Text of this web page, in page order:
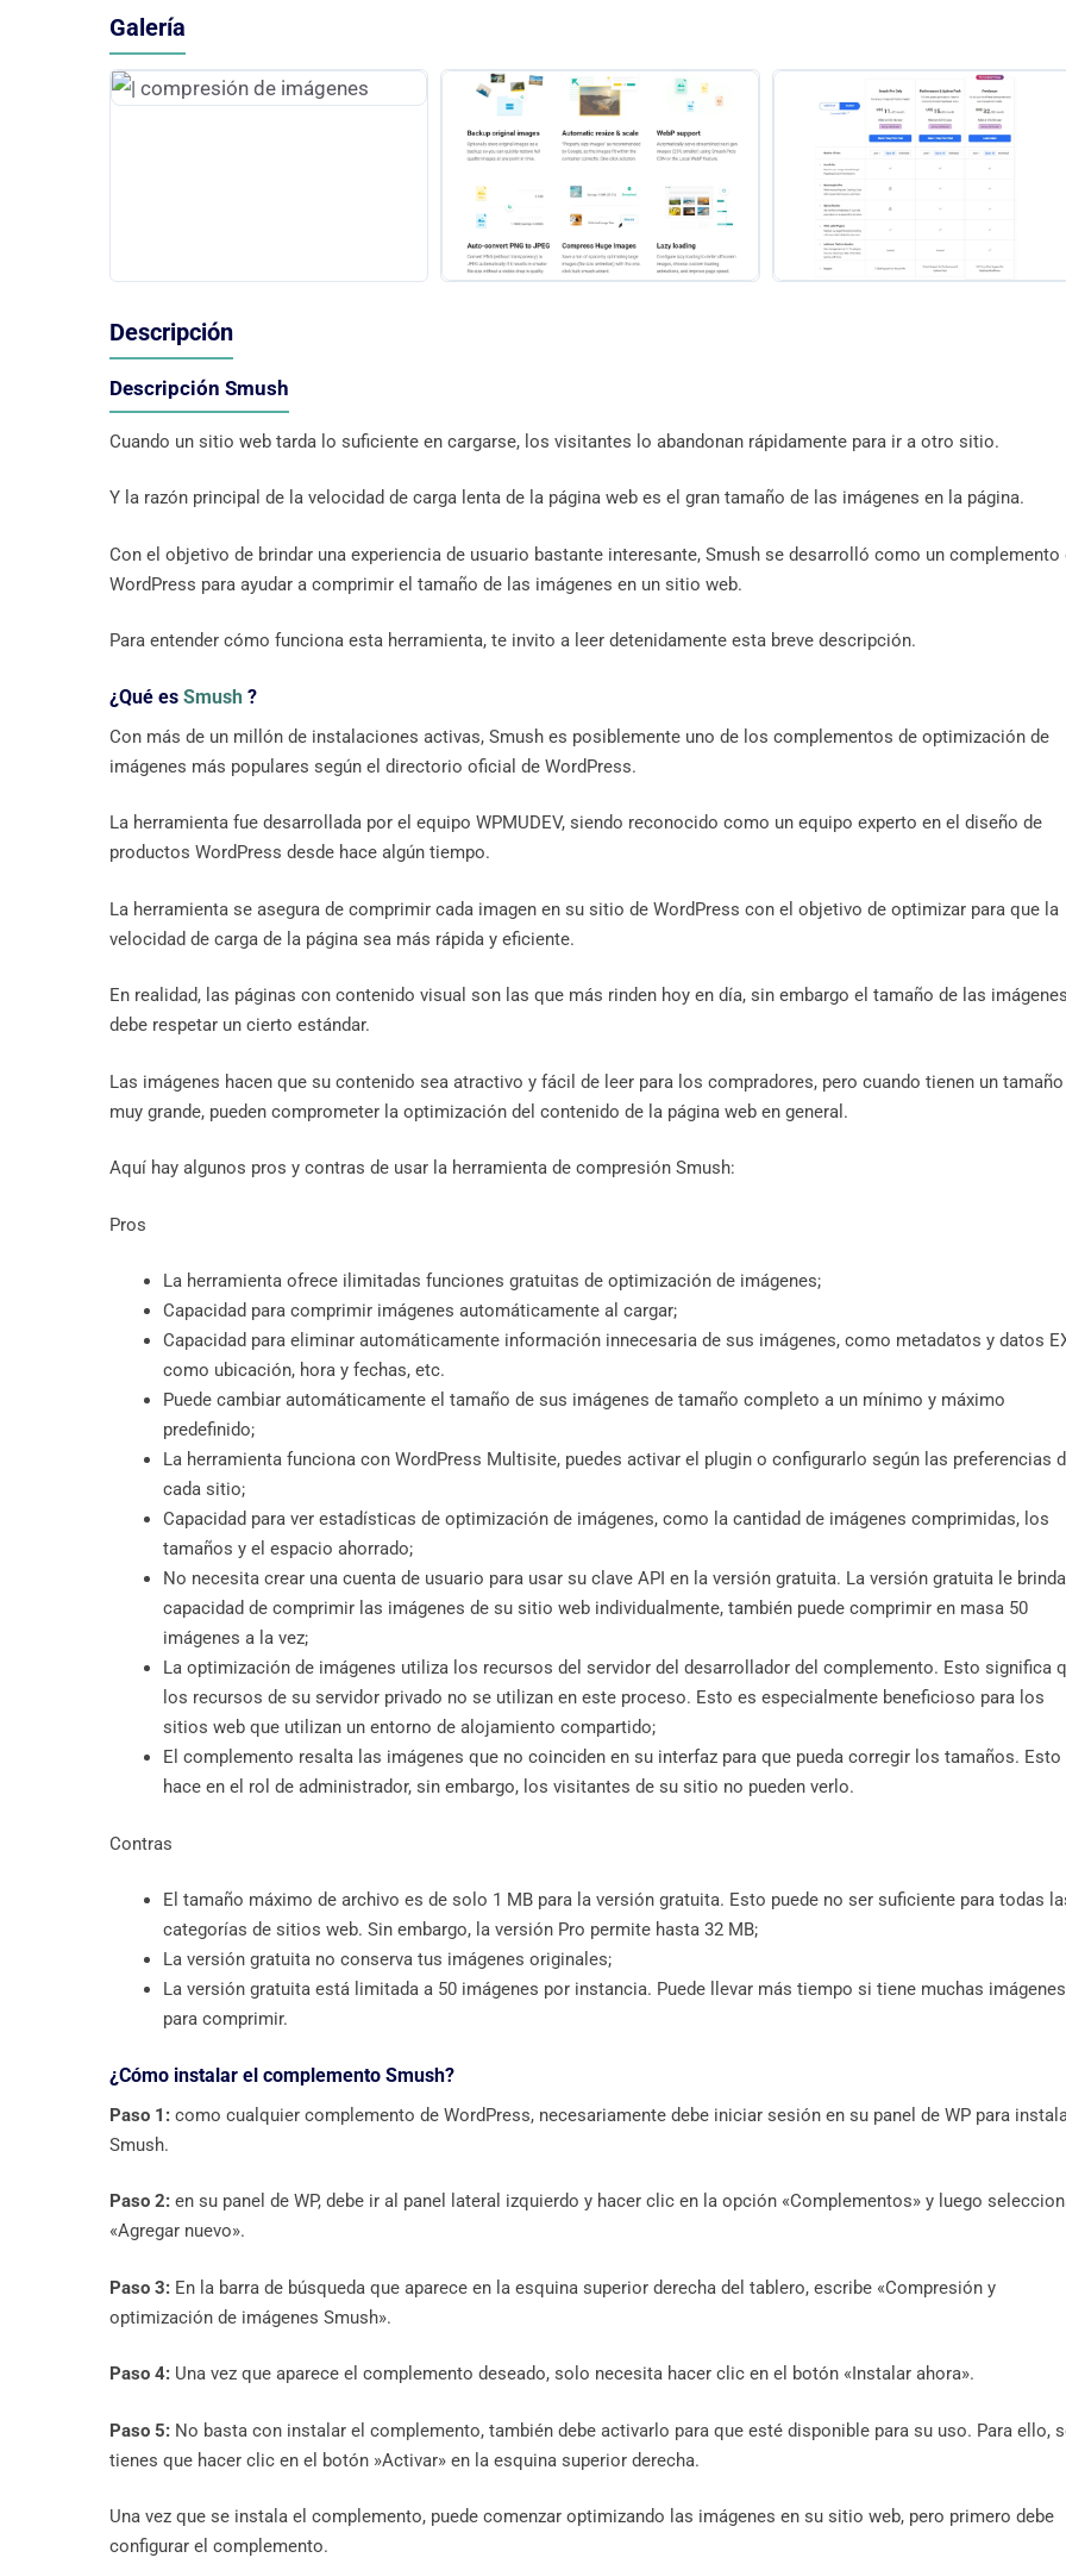
Galería
Descripción
Descripción Smush
Cuando un sitio web tarda lo suficiente en cargarse, los visitantes lo abandonan rápidamente para ir a otro sitio.
Y la razón principal de la velocidad de carga lenta de la página web es el gran tamaño de las imágenes en la página.
Con el objetivo de brindar una experiencia de usuario bastante interesante, Smush se desarrolló como un complemento
WordPress para ayudar a comprimir el tamaño de las imágenes en un sitio web.
Para entender cómo funciona esta herramienta, te invito a leer detenidamente esta breve descripción.
¿Qué es Smush ?
Con más de un millón de instalaciones activas, Smush es posiblemente uno de los complementos de optimización de
imágenes más populares según el directorio oficial de WordPress.
La herramienta fue desarrollada por el equipo WPMUDEV, siendo reconocido como un equipo experto en el diseño de
productos WordPress desde hace algún tiempo.
La herramienta se asegura de comprimir cada imagen en su sitio de WordPress con el objetivo de optimizar para que la
velocidad de carga de la página sea más rápida y eficiente.
En realidad, las páginas con contenido visual son las que más rinden hoy en día, sin embargo el tamaño de las
debe respetar un cierto estándar.
Las imágenes hacen que su contenido sea atractivo y fácil de leer para los compradores, pero cuando tienen un tamaño
muy grande, pueden comprometer la optimización del contenido de la página web en general.
Aquí hay algunos pros y contras de usar la herramienta de compresión Smush:
Pros
La herramienta ofrece ilimitadas funciones gratuitas de optimización de imágenes;
Capacidad para comprimir imágenes automáticamente al cargar;
Capacidad para eliminar automáticamente información innecesaria de sus imágenes, como metadatos y datos
como ubicación, hora y fechas, etc.
Puede cambiar automáticamente el tamaño de sus imágenes de tamaño completo a un mínimo y máximo
predefinido;
La herramienta funciona con WordPress Multisite, puedes activar el plugin o configurarlo según las preferencias
cada sitio;
Capacidad para ver estadísticas de optimización de imágenes, como la cantidad de imágenes comprimidas, los
tamaños y el espacio ahorrado;
No necesita crear una cuenta de usuario para usar su clave API en la versión gratuita. La versión gratuita le
capacidad de comprimir las imágenes de su sitio web individualmente, también puede comprimir en masa 50
imágenes a la vez;
La optimización de imágenes utiliza los recursos del servidor del desarrollador del complemento. Esto significa
los recursos de su servidor privado no se utilizan en este proceso. Esto es especialmente beneficioso para los
sitios web que utilizan un entorno de alojamiento compartido;
El complemento resalta las imágenes que no coinciden en su interfaz para que pueda corregir los tamaños. Esto
hace en el rol de administrador, sin embargo, los visitantes de su sitio no pueden verlo.
Contras
El tamaño máximo de archivo es de solo 1 MB para la versión gratuita. Esto puede no ser suficiente para todas
categorías de sitios web. Sin embargo, la versión Pro permite hasta 32 MB;
La versión gratuita no conserva tus imágenes originales;
La versión gratuita está limitada a 50 imágenes por instancia. Puede llevar más tiempo si tiene muchas imágenes
para comprimir.
¿Cómo instalar el complemento Smush?
Paso 1: como cualquier complemento de WordPress, necesariamente debe iniciar sesión en su panel de WP para
Smush.
Paso 2: en su panel de WP, debe ir al panel lateral izquierdo y hacer clic en la opción «Complementos» y luego
«Agregar nuevo».
Paso 3: En la barra de búsqueda que aparece en la esquina superior derecha del tablero, escribe «Compresión y
optimización de imágenes Smush».
Paso 4: Una vez que aparece el complemento deseado, solo necesita hacer clic en el botón «Instalar ahora».
Paso 5: No basta con instalar el complemento, también debe activarlo para que esté disponible para su uso. Para ello,
tienes que hacer clic en el botón »Activar» en la esquina superior derecha.
Una vez que se instala el complemento, puede comenzar optimizando las imágenes en su sitio web, pero primero debe
configurar el complemento.